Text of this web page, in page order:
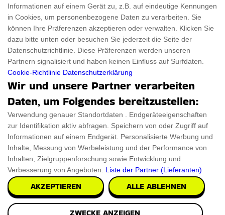
Für Haustiere
ThanksGiving
Rabattcode
Trendiger Rabattcode
Black Friday
Ein Produkt einreichen
Kontakt
Ein Produkt einreichen
Geschenkeführer
Cyber Monday
Datenschutz­erklärung
Datenschutz­erklärung
Impressum
Cookies
Alle Urheberrechte © 2026 sind ThingsFromMars.de
Informationen auf einem Gerät zu, z.B. auf eindeutige Kennungen
in Cookies, um personenbezogene Daten zu verarbeiten. Sie
können Ihre Präferenzen akzeptieren oder verwalten. Klicken Sie
dazu bitte unten oder besuchen Sie jederzeit die Seite der
Datenschutzrichtlinie. Diese Präferenzen werden unseren
Partnern signalisiert und haben keinen Einfluss auf Surfdaten.
Cookie-Richtlinie Datenschutzerklärung
Wir und unsere Partner verarbeiten
Daten, um Folgendes bereitzustellen:
Verwendung genauer Standortdaten . Endgeräteeigenschaften
zur Identifikation aktiv abfragen. Speichern von oder Zugriff auf
Informationen auf einem Endgerät. Personalisierte Werbung und
Inhalte, Messung von Werbeleistung und der Performance von
Inhalten, Zielgruppenforschung sowie Entwicklung und
Verbesserung von Angeboten. Liste der Partner (Lieferanten)
AKZEPTIEREN ALLE ABLEHNEN